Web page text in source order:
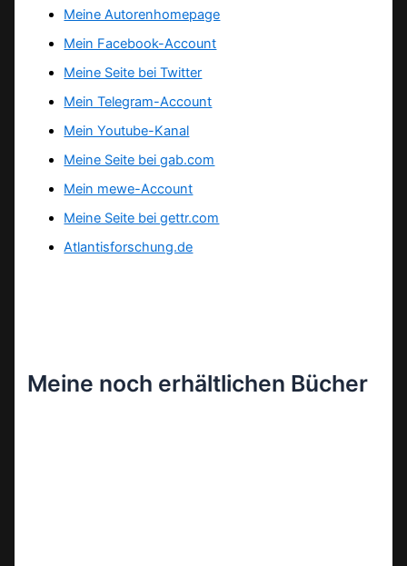
Meine Autorenhomepage
Mein Facebook-Account
Meine Seite bei Twitter
Mein Telegram-Account
Mein Youtube-Kanal
Meine Seite bei gab.com
Mein mewe-Account
Meine Seite bei gettr.com
Atlantisforschung.de
Meine noch erhältlichen Bücher